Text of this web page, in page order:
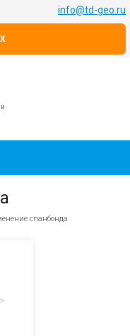
info@td-geo.ru
спанбонда